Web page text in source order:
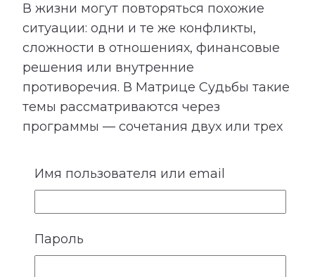
В жизни могут повторяться похожие
ситуации: одни и те же конфликты,
сложности в отношениях, финансовые
решения или внутренние
противоречия. В Матрице Судьбы такие
темы рассматриваются через
программы — сочетания двух или трех
определенных точках диаграммы.
не означает, что описанные события
обязательно произойдут. Расшифровка
показывает сильные стороны
Имя пользователя или email
Пароль